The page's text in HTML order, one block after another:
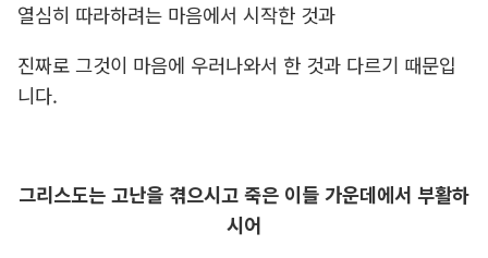
열심히 따라하려는 마음에서 시작한 것과
진짜로 그것이 마음에 우러나와서 한 것과 다르기 때문입
니다.
그리스도는 고난을 겪으시고 죽은 이들 가운데에서 부활하
시어